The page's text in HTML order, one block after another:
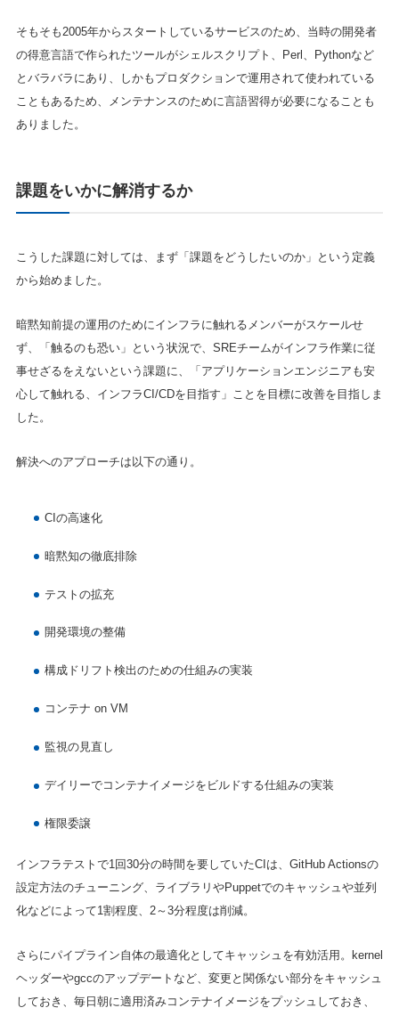
そもそも2005年からスタートしているサービスのため、当時の開発者
の得意言語で作られたツールがシェルスクリプト、Perl、Pythonなど
とバラバラにあり、しかもプロダクションで運用されて使われている
こともあるため、メンテナンスのために言語習得が必要になることも
ありました。
課題をいかに解消するか
こうした課題に対しては、まず「課題をどうしたいのか」という定義
から始めました。
暗黙知前提の運用のためにインフラに触れるメンバーがスケールせ
ず、「触るのも恐い」という状況で、SREチームがインフラ作業に従
事せざるをえないという課題に、「アプリケーションエンジニアも安
心して触れる、インフラCI/CDを目指す」ことを目標に改善を目指しま
した。
解決へのアプローチは以下の通り。
CIの高速化
暗黙知の徹底排除
テストの拡充
開発環境の整備
構成ドリフト検出のための仕組みの実装
コンテナ on VM
監視の見直し
デイリーでコンテナイメージをビルドする仕組みの実装
権限委譲
インフラテストで1回30分の時間を要していたCIは、GitHub Actionsの
設定方法のチューニング、ライブラリやPuppetでのキャッシュや並列
化などによって1割程度、2～3分程度は削減。
さらにパイプライン自体の最適化としてキャッシュを有効活用。kernel
ヘッダーやgccのアップデートなど、変更と関係ない部分をキャッシュ
しておき、毎日朝に適用済みコンテナイメージをプッシュしておき、